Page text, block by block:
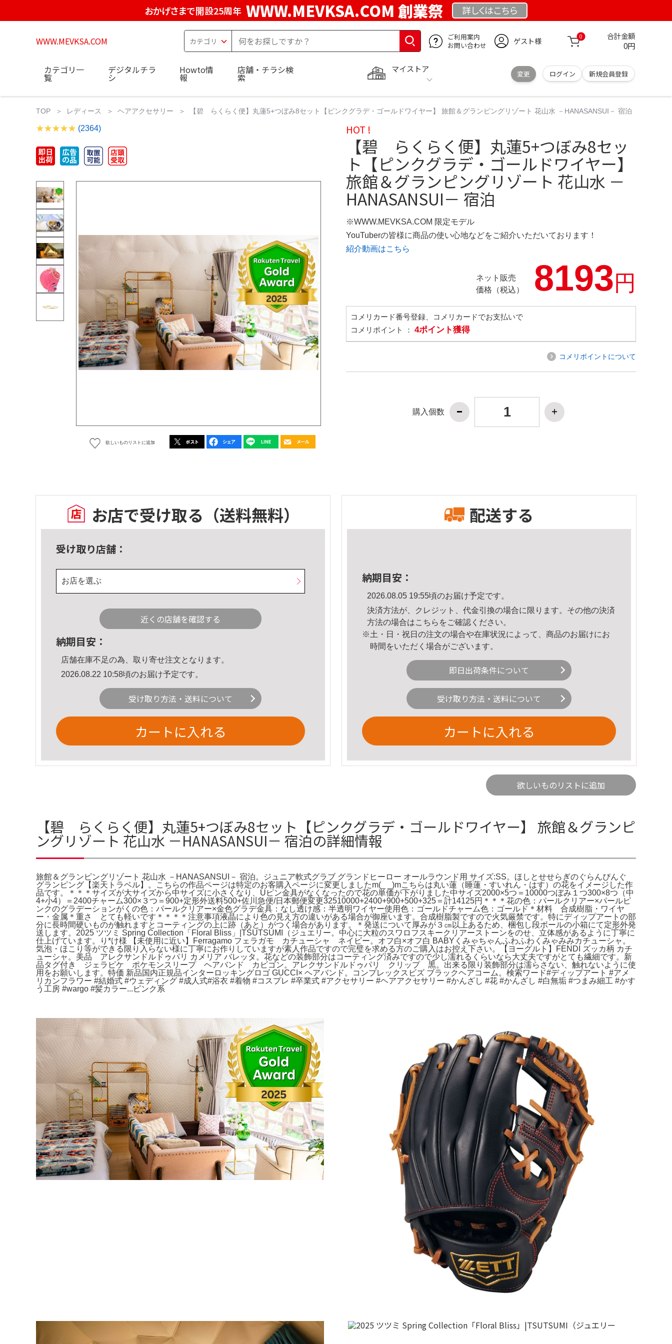
おかげさまで開設25周年 WWW.MEVKSA.COM 創業祭 詳しくはこちら
WWW.MEVKSA.COM
ご利用案内
お問い合わせ
ゲスト様 0 合計金額
0円
マイストア
変更 ログイン 新規会員登録
カテゴリ一
覧
デジタルチラ
シ
Howto情
報
店舗・チラシ検
索
TOP レディース ヘアアクセサリー 【碧 らくらく便】丸蓮5+つぼみ8セット【ピンクグラデ・ゴールドワイヤー】 旅館＆グランピングリゾート 花山水 －HANASANSUI－ 宿泊
(2364)
欲しいものリストに追加
HOT !
【碧 らくらく便】丸蓮5+つぼみ8セッ
ト【ピンクグラデ・ゴールドワイヤー】
旅館＆グランピングリゾート 花山水 －
HANASANSUI－ 宿泊
※WWW.MEVKSA.COM 限定モデル
YouTuberの皆様に商品の使い心地などをご紹介いただいております！
紹介動画はこちら
ネット販売
価格（税込）
8193円
コメリカード番号登録、コメリカードでお支払いで
コメリポイント ： 4ポイント獲得
コメリポイントについて
購入個数
お店で受け取る （送料無料）
受け取り店舗：
お店を選ぶ
近くの店舗を確認する
納期目安：
店舗在庫不足の為、取り寄せ注文となります。
2026.08.22 10:58頃のお届け予定です。
受け取り方法・送料について
カートに入れる
配送する
納期目安：
2026.08.05 19:55頃のお届け予定です。
決済方法が、クレジット、代金引換の場合に限ります。その他の決済
方法の場合はこちら をご確認ください。
※土・日・祝日の注文の場合や在庫状況によって、商品のお届けにお
時間をいただく場合がございます。
即日出荷条件について
受け取り方法・送料について
カートに入れる
欲しいものリストに追加
【碧 らくらく便】丸蓮5+つぼみ8セット【ピンクグラデ・ゴールドワイヤー】 旅館＆グランピ
ングリゾート 花山水 －HANASANSUI－ 宿泊の詳細情報
旅館＆グランピングリゾート 花山水 －HANASANSUI－ 宿泊。ジュニア軟式グラブ グランドヒーロー オールラウンド用 サイズ:SS。ほしとせせらぎのぐらんぴんぐ
グランピング【楽天トラベル】。こちらの作品ページは特定のお客購入ページに変更しましたm(_ _)mこちらは丸い蓮（睡蓮・すいれん・はす）の花をイメージした作
品です。＊＊＊サイズが大サイズから中サイズに小さくなり、Uピン金具がなくなったので花の単価が下がりました中サイズ2000×5つ＝10000つぼみ１つ300×8つ（中
4+小4）＝2400チャーム300×３つ＝900+定形外送料500+佐川急便/日本郵便変更32510000+2400+900+500+325＝計14125円＊＊＊花の色：パールクリアー×パールピ
ンクのグラデーションがくの色：パールクリアー×金色グラデ金具：なし透け感：半透明ワイヤー使用色：ゴールドチャーム色：ゴールド＊材料 合成樹脂・ワイヤ
ー・金属＊重さ とても軽いです＊＊＊＊注意事項液晶により色の見え方の違いがある場合が御座います。合成樹脂製ですので火気厳禁です。特にディップアートの部
分に長時間硬いものが触れますとコーティングの上に跡（あと）がつく場合があります。＊発送について厚みが３㎝以上あるため、梱包し段ボールの小箱にて定形外発
送します。2025 ツツミ Spring Collection「Floral Bliss」|TSUTSUMI（ジュエリー。中心に大粒のスワロフスキークリアーストーンをのせ、立体感があるように丁寧に
仕上げています。り*け様 【未使用に近い】Ferragamo フェラガモ カチューシャ ネイビー。オフ白×オフ白 BABYくみゃちゃんふわふわくみゃみみカチューシャ。
気泡・ほこり等ができる限り入らない様に丁寧にお作りしていますが素人作品ですので完璧を求める方のご購入はお控え下さい。【ヨーグルト】FENDI ズッカ柄 カチ
ューシャ。美品 アレクサンドルドゥパリ カメリア バレッタ。花などの装飾部分はコーティング済みですので少し濡れるくらいなら大丈夫ですがとても繊細です。新
品タグ付き ジェラピケ ポケモンスリープ ヘアバンド カビゴン。アレクサンドルドゥパリ クリップ 黒。出来る限り装飾部分は濡らさない、触れないように使
用をお願いします。特価 新品国内正規品インターロッキングロゴ GUCCI× ヘアバンド。コンプレックスビズ ブラックヘアコーム。検索ワード#ディップアート #アメ
リカンフラワー #結婚式 #ウェディング #成人式#浴衣 #着物 #コスプレ #卒業式 #アクセサリー #ヘアアクセサリー #かんざし #花 #かんざし #白無垢 #つまみ細工 #かす
う工房 #wargo #髪カラー...ピンク系